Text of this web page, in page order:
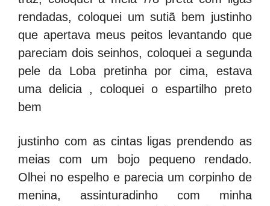
rendadas, coloquei um sutiã bem justinho
que apertava meus peitos levantando que
pareciam dois seinhos, coloquei a segunda
pele da Loba pretinha por cima, estava
uma delicia , coloquei o espartilho preto
bem
justinho com as cintas ligas prendendo as
meias com um bojo pequeno rendado.
Olhei no espelho e parecia um corpinho de
menina, assinturadinho com minha